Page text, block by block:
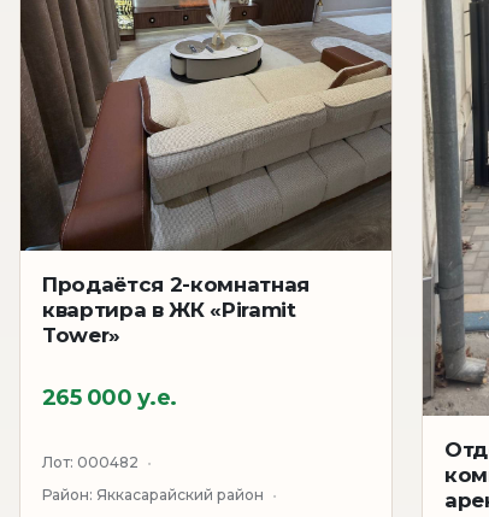
Продаётся 2-комнатная
квартира в ЖК «Piramit
Tower»
265 000 у.е.
Лот: 000482
Район: Яккасарайский район